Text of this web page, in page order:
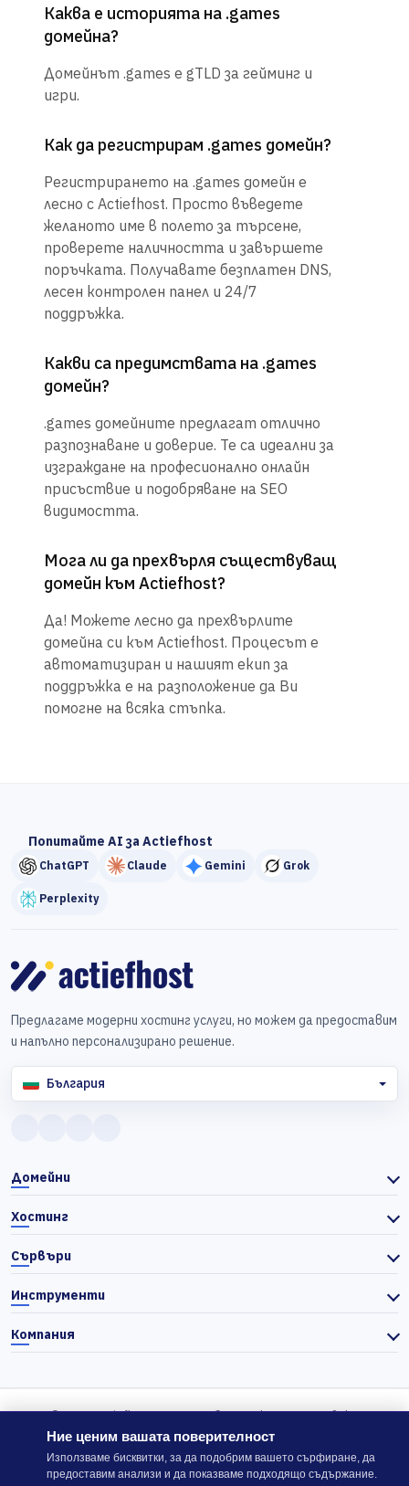
Каква е историята на .games
домейна?
Домейнът .games е gTLD за гейминг и
игри.
Как да регистрирам .games домейн?
Регистрирането на .games домейн е
лесно с Actiefhost. Просто въведете
желаното име в полето за търсене,
проверете наличността и завършете
поръчката. Получавате безплатен DNS,
лесен контролен панел и 24/7
поддръжка.
Какви са предимствата на .games
домейн?
.games домейните предлагат отлично
разпознаване и доверие. Те са идеални за
изграждане на професионално онлайн
присъствие и подобряване на SEO
видимостта.
Мога ли да прехвърля съществуващ
домейн към Actiefhost?
Да! Можете лесно да прехвърлите
домейна си към Actiefhost. Процесът е
автоматизиран и нашият екип за
поддръжка е на разположение да Ви
помогне на всяка стъпка.
Попитайте AI за Actiefhost
ChatGPT Claude Gemini Grok
Perplexity
Предлагаме модерни хостинг услуги, но можем да предоставим
и напълно персонализирано решение.
България
Домейни
Хостинг
Сървъри
Инструменти
Компания
© 2026 Actiefhost. Съгласно българското търговско
законодателство цените в сайта се показват без ДДС, а ДДС се
изчислява отделно при завършване на поръчката, когато е
приложимо.
Ние ценим вашата поверителност
Използваме бисквитки, за да подобрим вашето сърфиране, да
предоставим анализи и да показваме подходящо съдържание.